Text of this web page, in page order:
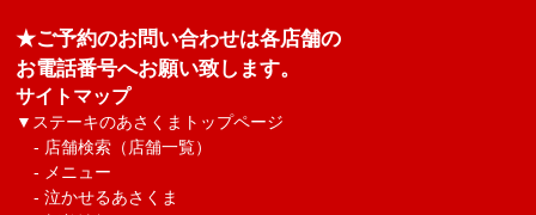
★ご予約のお問い合わせは各店舗の
お電話番号へお願い致します。
サイトマップ
▼ ステーキのあさくまトップページ
- 店舗検索（店舗一覧）
- メニュー
-泣かせるあさくま